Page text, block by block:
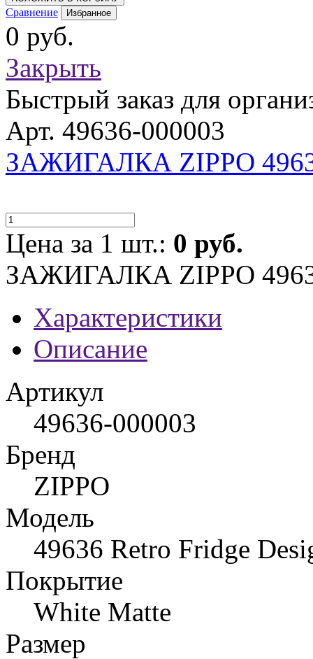
Сравнение Избранное
0 руб.
Закрыть
Быстрый заказ для
Арт. 49636-000003
ЗАЖИГАЛКА ZIPPO
Цена за 1 шт.: 0 руб.
ЗАЖИГАЛКА ZIPPO
Характеристики
Описание
Артикул
49636-000003
Бренд
ZIPPO
Модель
49636 Retro Fridge
Покрытие
White Matte
Размер